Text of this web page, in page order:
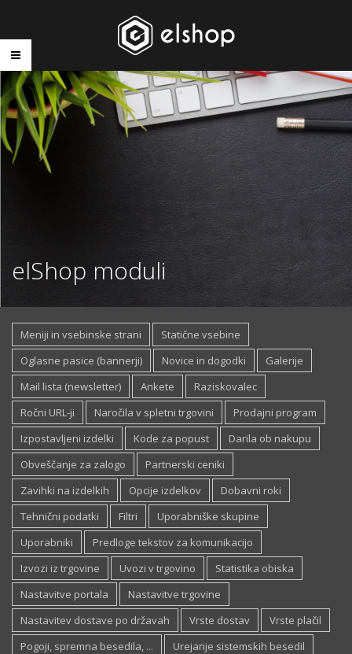
elShop moduli
Meniji in vsebinske strani
Statične vsebine
Oglasne pasice (bannerji)
Novice in dogodki
Galerije
Mail lista (newsletter)
Ankete
Raziskovalec
Ročni URL-ji
Naročila v spletni trgovini
Prodajni program
Izpostavljeni izdelki
Kode za popust
Darila ob nakupu
Obveščanje za zalogo
Partnerski ceniki
Zavihki na izdelkih
Opcije izdelkov
Dobavni roki
Tehnični podatki
Filtri
Uporabniške skupine
Uporabniki
Predloge tekstov za komunikacijo
Izvozi iz trgovine
Uvozi v trgovino
Statistika obiska
Nastavitve portala
Nastavitve trgovine
Nastavitev dostave po državah
Vrste dostav
Vrste plačil
Pogoji, spremna besedila, ...
Urejanje sistemskih besedil